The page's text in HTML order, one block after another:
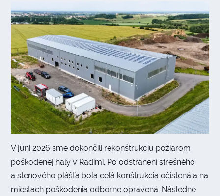
V júni 2026 sme dokončili rekonštrukciu požiarom
poškodenej haly v Radimi. Po odstránení strešného
a stenového plášťa bola celá konštrukcia očistená a na
miestach poškodenia odborne opravená. Následne